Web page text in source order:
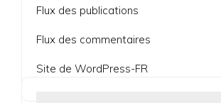
Flux des publications
Flux des commentaires
Site de WordPress-FR